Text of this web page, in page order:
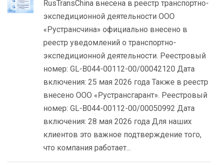
RusTransChina внесена в реестр транспортно-
экспедиционной деятельности ООО
«Рустрансчина» официально внесено в
реестр уведомлений о транспортно-
экспедиционной деятельности. Реестровый
номер: GL-B044-00112-00/00042120 Дата
включения: 25 мая 2026 года Также в реестр
внесено ООО «Рустрансгарант». Реестровый
номер: GL-B044-00112-00/00050992 Дата
включения: 28 мая 2026 года Для наших
клиентов это важное подтверждение того,
что компания работает...